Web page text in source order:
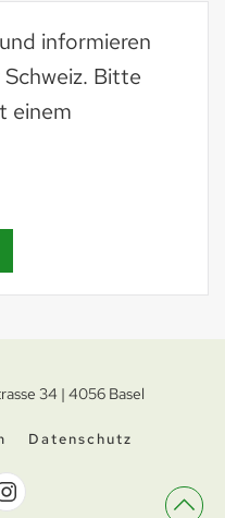
informieren
Bitte
einem
34 | 4056 Basel
Datenschutz